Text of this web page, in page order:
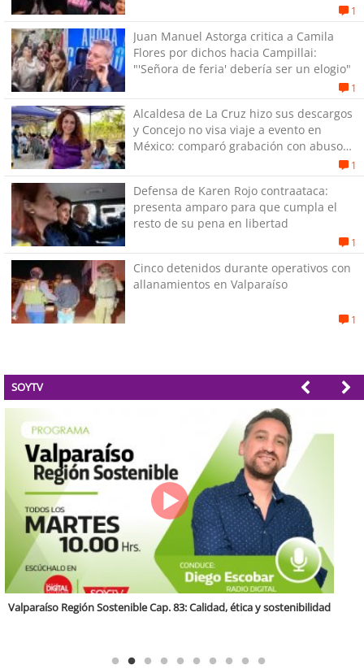
1
Juan Manuel Astorga critica a Camila
Flores por dichos hacia Campillai:
"'Señora de feria' debería ser un elogio"
1
Alcaldesa de La Cruz hizo sus descargos
y Concejo no visa viaje a evento en
México: comparó grabación con abuso
1
Defensa de Karen Rojo contraataca:
presenta amparo para que cumpla el
resto de su pena en libertad
1
Cinco detenidos durante operativos con
allanamientos en Valparaíso
1
SOYTV